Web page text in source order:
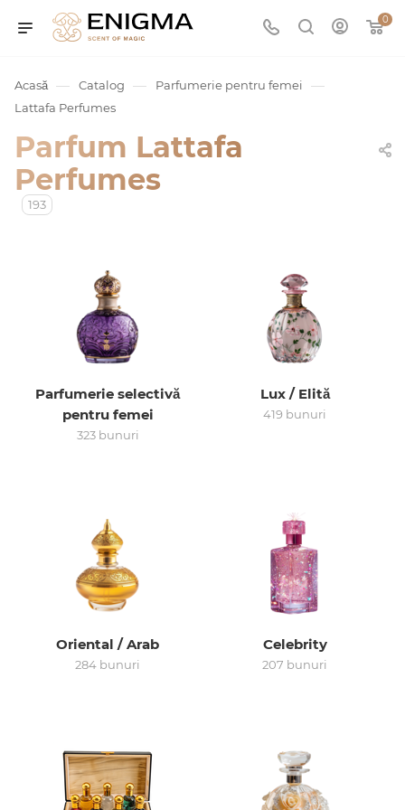
0
Acasă — Catalog — Parfumerie pentru femei —
Lattafa Perfumes
Parfum Lattafa
Perfumes
193
Parfumerie selectivă
pentru femei
323 bunuri
Lux / Elită
419 bunuri
Oriental / Arab
284 bunuri
Celebrity
207 bunuri